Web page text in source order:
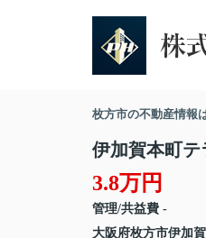
枚方市の不動産情報
伊加賀本町テ
3.8万円
管理/共益費 -
大阪府枚方市伊加賀